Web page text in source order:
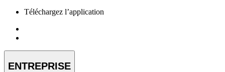
Téléchargez l’application
ENTREPRISE